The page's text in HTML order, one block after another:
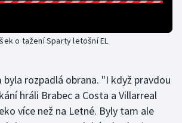
o tažení Sparty letošní EL
byla rozpadlá obrana. "I když pravdou
hráli Brabec a Costa a Villarreal
více než na Letné. Byly tam ale